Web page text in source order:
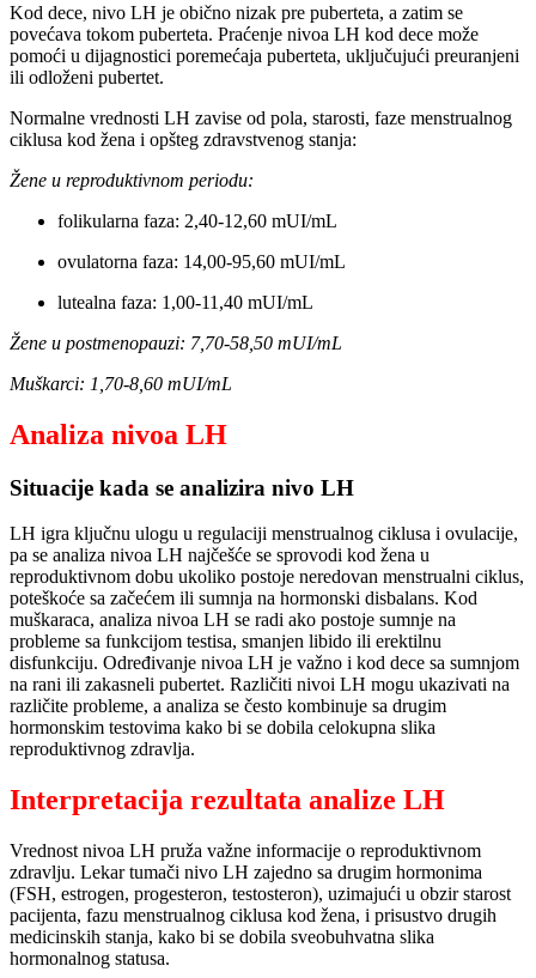
Kod dece, nivo LH je obično nizak pre puberteta, a zatim se
povećava tokom puberteta. Praćenje nivoa LH kod dece može
pomoći u dijagnostici poremećaja puberteta, uključujući preuranjeni
ili odloženi pubertet.
Normalne vrednosti LH zavise od pola, starosti, faze menstrualnog
ciklusa kod žena i opšteg zdravstvenog stanja:
Žene u reproduktivnom periodu:
folikularna faza: 2,40-12,60 mUI/mL
ovulatorna faza: 14,00-95,60 mUI/mL
lutealna faza: 1,00-11,40 mUI/mL
Žene u postmenopauzi: 7,70-58,50 mUI/mL
Muškarci: 1,70-8,60 mUI/mL
Analiza nivoa LH
Situacije kada se analizira nivo LH
LH igra ključnu ulogu u regulaciji menstrualnog ciklusa i ovulacije,
pa se analiza nivoa LH najčešće se sprovodi kod žena u
reproduktivnom dobu ukoliko postoje neredovan menstrualni ciklus,
poteškoće sa začećem ili sumnja na hormonski disbalans. Kod
muškaraca, analiza nivoa LH se radi ako postoje sumnje na
probleme sa funkcijom testisa, smanjen libido ili erektilnu
disfunkciju. Određivanje nivoa LH je važno i kod dece sa sumnjom
na rani ili zakasneli pubertet. Različiti nivoi LH mogu ukazivati na
različite probleme, a analiza se često kombinuje sa drugim
hormonskim testovima kako bi se dobila celokupna slika
reproduktivnog zdravlja.
Interpretacija rezultata analize LH
Vrednost nivoa LH pruža važne informacije o reproduktivnom
zdravlju. Lekar tumači nivo LH zajedno sa drugim hormonima
(FSH, estrogen, progesteron, testosteron), uzimajući u obzir starost
pacijenta, fazu menstrualnog ciklusa kod žena, i prisustvo drugih
medicinskih stanja, kako bi se dobila sveobuhvatna slika
hormonalnog statusa.